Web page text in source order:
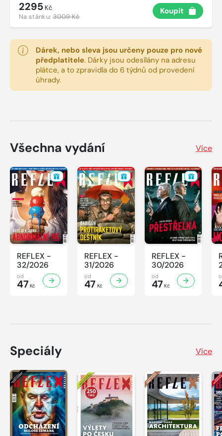
2295 Kč
Na stánku:3009 Kč
Koupit
Dárek, nebo sleva jsou určeny pouze pro nové
předplatitele. Dárky jsou odesílány na adresu
plátce, a to zpravidla do 6 týdnů od provedení
úhrady.
Všechna vydání Více
REFLEX -
32/2026
od
47 Kč
REFLEX -
31/2026
od
47 Kč
REFLEX -
30/2026
od
47Kč
Speciály Více